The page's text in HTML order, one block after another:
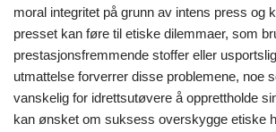
moral integritet på grunn av intens press og
presset kan føre til etiske dilemmaer, som
prestasjonsfremmende stoffer eller
utmattelse forverrer disse problemene, noe
vanskelig for idrettsutøvere å opprettholde
kan ønsket om suksess overskygge etiske